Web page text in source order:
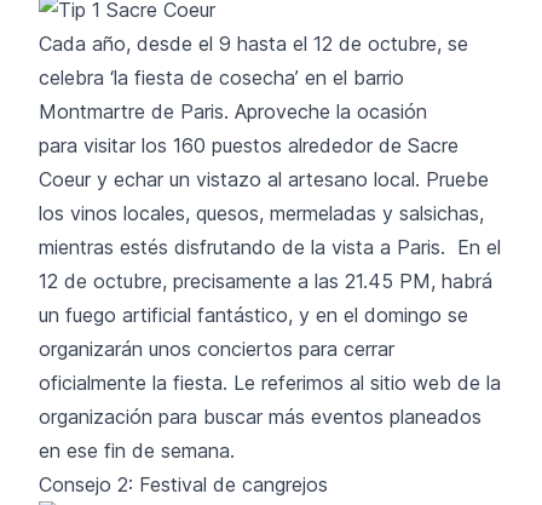
Cada año, desde el 9 hasta el 12 de octubre, se
celebra ‘la fiesta de cosecha’ en el barrio
Montmartre de Paris. Aproveche la ocasión
para visitar los 160 puestos alrededor de Sacre
Coeur y echar un vistazo al artesano local. Pruebe
los vinos locales, quesos, mermeladas y salsichas,
mientras estés disfrutando de la vista a Paris. En el
12 de octubre, precisamente a las 21.45 PM, habrá
un fuego artificial fantástico, y en el domingo se
organizarán unos conciertos para cerrar
oficialmente la fiesta. Le referimos al sitio web de la
organización para buscar más eventos planeados
en ese fin de semana.
Consejo 2: Festival de cangrejos